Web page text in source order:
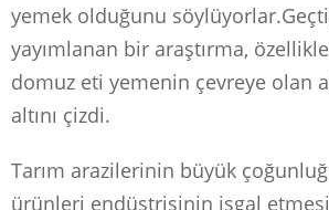
yemek olduğunu
yayımlanan bir araştırma, özellikle
domuz eti yemenin çevreye olan
altını çizdi.
Tarım arazilerinin büyük
ürünleri endüstrisinin işgal